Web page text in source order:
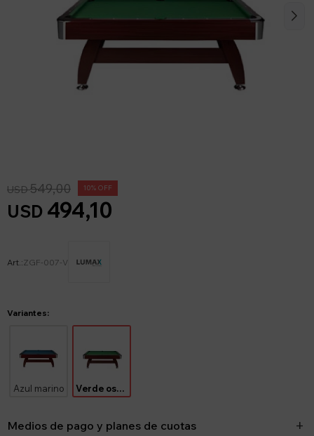
USD 494,10
USD549,00 10
ZGF-007-V
Variantes:
Azul marino Verde oscuro
Medios de pago y planes de cuotas